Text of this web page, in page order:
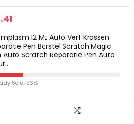
12 ML Auto Verf Krassen
Pen Borstel Scratch Magic
Auto Scratch Reparatie Pen Auto
Sold: 26%